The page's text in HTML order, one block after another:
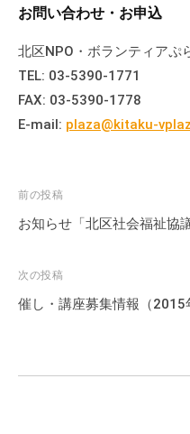
お問い合わせ・お申込
北区NPO・ボランティアぷ
TEL: 03-5390-1771
FAX: 03-5390-1778
E-mail: plaza@kitaku-
投
稿
ビ
ゲ
ョ
前の投稿
お知らせ「北区社会福祉協
次の投稿
催し・講座募集情報（2015